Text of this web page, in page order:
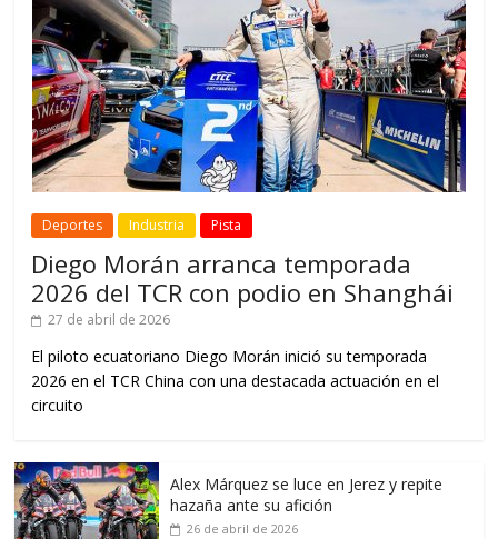
Deportes Industria Pista
Diego Morán arranca temporada
2026 del TCR con podio en Shanghái
27 de abril de 2026
El piloto ecuatoriano Diego Morán inició su temporada
2026 en el TCR China con una destacada actuación en el
circuito
Alex Márquez se luce en Jerez y repite
hazaña ante su afición
26 de abril de 2026